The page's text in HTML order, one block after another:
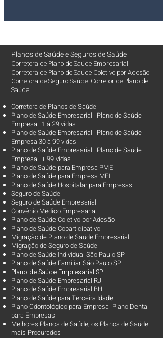
Planos de SaúdeeSeguros de Saúde
Corretora de Plano de Saúde Empresarial
Corretora de Plano de Saúde Coletivo por Adesão
Corretora de Seguro Saúde Corretor de Plano de
Saúde
Corretora de Planos de Saúde
Plano de Saúde Empresarial Plano de Saúde
Empresa 1 à 29 vidas
Plano de Saúde Empresarial Plano de Saúde
Empresa 30 à 99 vidas ​
Plano de Saúde Empresarial Plano de Saúde
Empresa + 99 vidas
Plano de Saúde para Empresa PME
Plano de Saúde para Empresa MEI
Plano de Saúde Hospitalar para Empresas
Seguro de Saúde
Seguro de Saúde Empresarial
Convênio Médico Empresarial
Plano de Saúde Coletivo por Adesão
Plano de Saúde Coparticipativo
Migração de Plano de Saúde Empresarial
Migração de Seguro de Saúde
Plano de Saúde Individual São Paulo SP
Plano de Saúde Familiar São Paulo SP
Plano de Saúde Empresarial SP
Plano de Saúde Empresarial RJ
Plano de Saúde Empresarial BH
Plano de Saúde para Terceira Idade
Plano Odontológico para Empresa Plano Dental
para Empresas
Melhores Planos de Saúde, os Planos de Saúde
mais Procurados​